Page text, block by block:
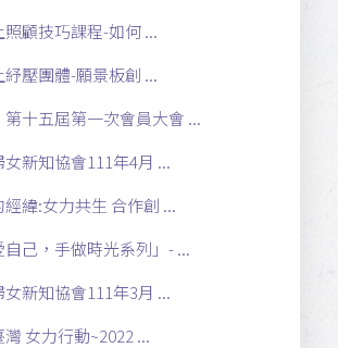
顧技巧課程-如何 ...
壓團體-願景板創 ...
第十五屆第一次會員大會 ...
新知協會111年4月 ...
經緯:女力共生 合作創 ...
自己，手做時光系列」- ...
新知協會111年3月 ...
灣 女力行動~2022 ...